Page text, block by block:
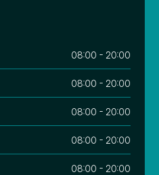
08:00 - 20:00
08:00 - 20:00
08:00 - 20:00
08:00 - 20:00
08:00 - 20:00